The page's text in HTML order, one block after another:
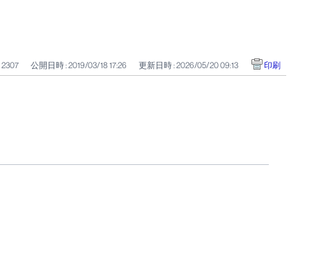
2307 公開日時 : 2019/03/18 17:26 更新日時 : 2026/05/20 09:13 印刷